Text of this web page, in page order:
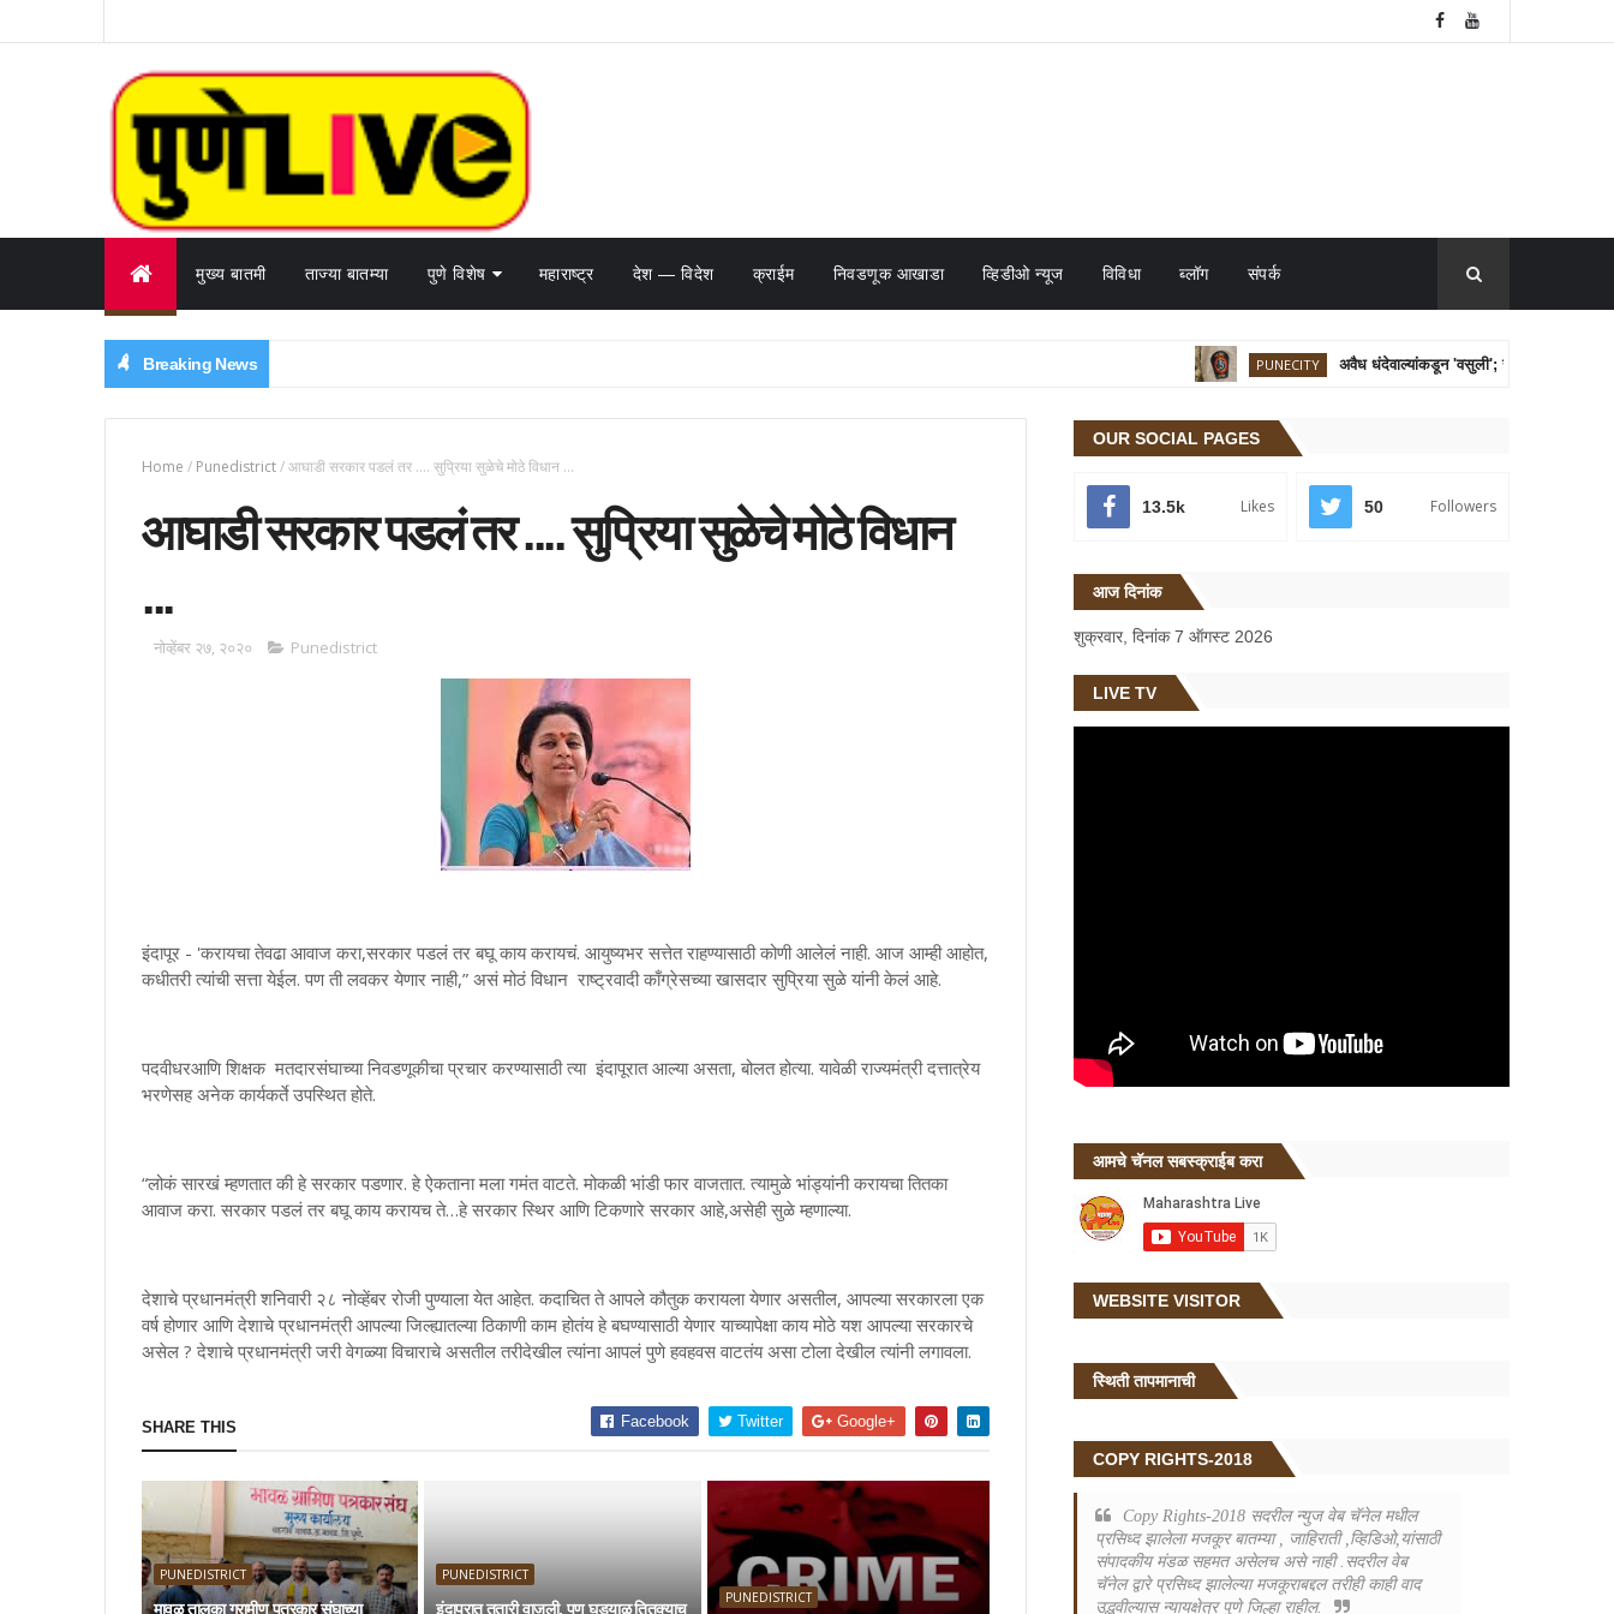
मुख्य बातमी ताज्या बातम्या पुणे विशेष महाराष्ट्र देश — विदेश क्राईम निवडणूक आखाडा व्हिडीओ न्यूज विविधा ब्लॉग संपर्क
Breaking News PUNECITY अवैध धंदेवाल्यांकडून 'वसुली'; सहकारनगर पोलिस
Home / Punedistrict/आघाडी सरकार पडलं तर .... सुप्रिया सुळेचे मोठे विधान ...
आघाडी सरकार पडलं तर .... सुप्रिया सुळेचे मोठे विधान
...
नोव्हेंबर २७, २०२० Punedistrict
इंदापूर - 'करायचा तेवढा आवाज करा,सरकार पडलं तर बघू काय करायचं. आयुष्यभर सत्तेत राहण्यासाठी कोणी आलेलं नाही. आज आम्ही आहोत,
कधीतरी त्यांची सत्ता येईल. पण ती लवकर येणार नाही,” असं मोठं विधान राष्ट्रवादी काँग्रेसच्या खासदार सुप्रिया सुळे यांनी केलं आहे.
पदवीधरआणि शिक्षक मतदारसंघाच्या निवडणूकीचा प्रचार करण्यासाठी त्या इंदापूरात आल्या असता, बोलत होत्या. यावेळी राज्यमंत्री दत्तात्रेय
भरणेसह अनेक कार्यकर्ते उपस्थित होते.
“लोकं सारखं म्हणतात की हे सरकार पडणार. हे ऐकताना मला गमंत वाटते. मोकळी भांडी फार वाजतात. त्यामुळे भांड्यांनी करायचा तितका
आवाज करा. सरकार पडलं तर बघू काय करायच ते…हे सरकार स्थिर आणि टिकणारे सरकार आहे,असेही सुळे म्हणाल्या.
देशाचे प्रधानमंत्री शनिवारी २८ नोव्हेंबर रोजी पुण्याला येत आहेत. कदाचित ते आपले कौतुक करायला येणार असतील, आपल्या सरकारला एक
वर्ष होणार आणि देशाचे प्रधानमंत्री आपल्या जिल्ह्यातल्या ठिकाणी काम होतंय हे बघण्यासाठी येणार याच्यापेक्षा काय मोठे यश आपल्या सरकारचे
असेल ? देशाचे प्रधानमंत्री जरी वेगळ्या विचाराचे असतील तरीदेखील त्यांना आपलं पुणे हवहवस वाटतंय असा टोला देखील त्यांनी लगावला.
SHARE THIS Facebook Twitter Google+
PUNEDISTRICT
मावळ तालुका ग्रामीण पत्रकार संघाच्या
PUNEDISTRICT
इंदापूरात तुतारी वाजली, पण घड्याळ तितक्याच
PUNEDISTRICT
OUR SOCIAL PAGES
13.5k Likes 50 Followers
आज दिनांक
शुक्रवार, दिनांक 7 ऑगस्ट 2026
LIVE TV
आमचे चॅनल सबस्क्राईब करा
WEBSITE VISITOR
स्थिती तापमानाची
COPY RIGHTS-2018
Copy Rights-2018 सदरील न्युज वेब चॅनेल मधील
प्रसिध्द झालेला मजकूर बातम्या , जाहिराती ,व्हिडिओ,यांसाठी
संपादकीय मंडळ सहमत असेलच असे नाही .सदरील वेब
चॅनेल द्वारे प्रसिध्द झालेल्या मजकूराबद्दल तरीही काही वाद
उद्भवील्यास न्यायक्षेत्र पुणे जिल्हा राहील.